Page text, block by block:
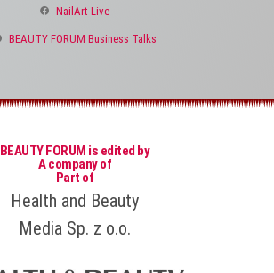
NailArt Live
BEAUTY FORUM Business Talks
BEAUTY FORUM is edited by
A company of
Part of
Health and Beauty
Media Sp. z o.o.